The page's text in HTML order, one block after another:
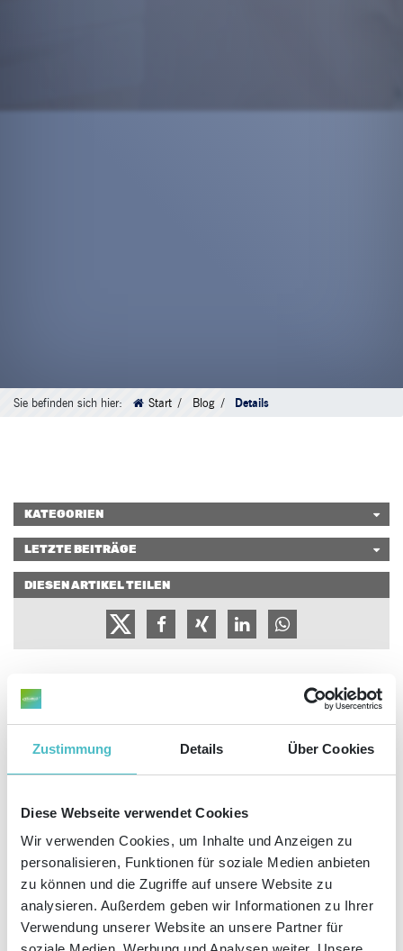
Zustimmung Details Über Cookies
Diese Webseite verwendet Cookies
Wir verwenden Cookies, um Inhalte und Anzeigen zu
personalisieren, Funktionen für soziale Medien anbieten
zu können und die Zugriffe auf unsere Website zu
analysieren. Außerdem geben wir Informationen zu Ihrer
Verwendung unserer Website an unsere Partner für
Sie befinden sich hier: Start Blog Details
KATEGORIEN
LETZTE BEITRÄGE
DIESEN ARTIKEL TEILEN
23
Wenn Sie ein Onlinebusiness aufbauen, haben Sie die Chance, zusätzliche
Einnahmequellen zu erschließen und eine breitere Kundenbasis zu
erreichen. So klappt der Start ins E-Business.